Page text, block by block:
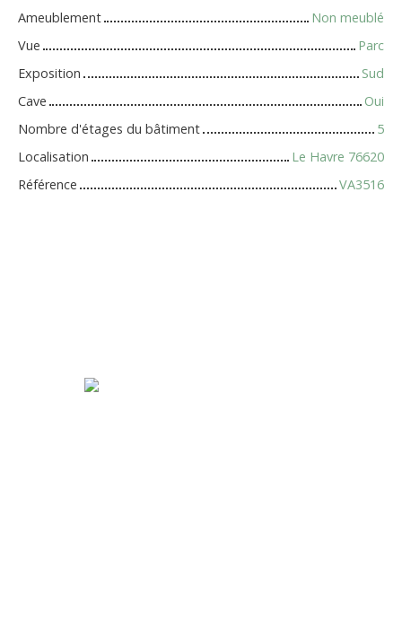
Ameublement
Non meublé
Vue
Parc
Exposition
Sud
Cave
Oui
Nombre d'étages du bâtiment
5
Localisation
Le Havre 76620
Référence
VA3516